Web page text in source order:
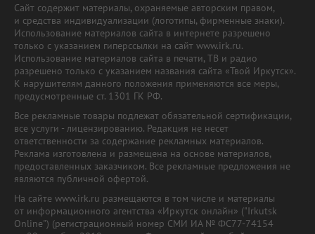
Сайт содержит материалы, охраняемые авторским правом,
и средства индивидуализации (логотипы, фирменные знаки).
Использование материалов сайта в интернете разрешено
только с указанием гиперссылки на сайт www.irk.ru.
Использование материалов сайта в печати, ТВ и радио
разрешено только с указанием названия сайта «Твой Иркутск».
К нарушителям данного положения применяются все меры,
предусмотренные ст. 1301 ГК РФ.
Все рекламные товары подлежат обязательной сертификации,
все услуги - лицензированию. Редакция не несет
ответственности за содержание рекламных материалов.
Реклама изготовлена и размещена на основе материалов,
предоставленных заказчиком. Все рекламные предложения не
являются публичной офертой.
На сайте www.irk.ru размещаются в том числе и материалы
от информационного агентства «Иркутск онлайн» ("Irkutsk
Online") (регистрационный номер СМИ ИА № ФС77-74154